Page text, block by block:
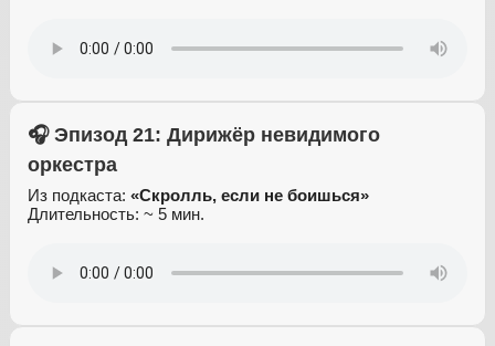
🎧 Эпизод 21: Дирижёр невидимого
оркестра
Из подкаста: «Скролль, если не боишься»
Длительность: ~ 5 мин.